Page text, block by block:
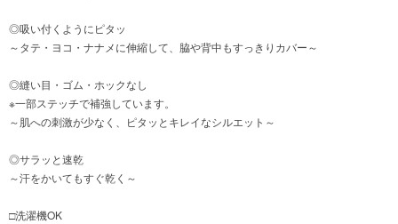
◎吸い付くようにピタッ
～タテ・ヨコ・ナナメに伸縮して、脇や背中もすっきりカバー～
◎縫い目・ゴム・ホックなし
※一部ステッチで補強しています。
～肌への刺激が少なく、ピタッとキレイなシルエット～
◎サラッと速乾
～汗をかいてもすぐ乾く～
□洗濯機OK